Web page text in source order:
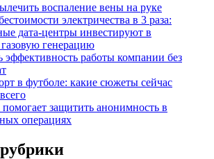
воспаление вены на руке
электричества в 3 раза:
дата-центры инвестируют в
генерацию
эффективность работы компании без
в футболе: какие сюжеты сейчас
защитить анонимность в
операциях